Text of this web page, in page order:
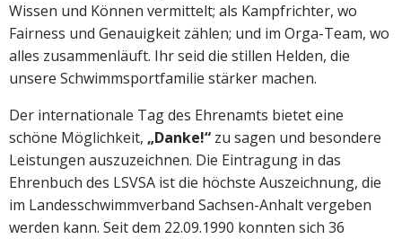
Wissen und Können vermittelt; als Kampfrichter, wo
Fairness und Genauigkeit zählen; und im Orga-Team, wo
alles zusammenläuft. Ihr seid die stillen Helden, die
unsere Schwimmsportfamilie stärker machen.
Der internationale Tag des Ehrenamts bietet eine
schöne Möglichkeit, „Danke!“ zu sagen und besondere
Leistungen auszuzeichnen. Die Eintragung in das
Ehrenbuch des LSVSA ist die höchste Auszeichnung, die
im Landesschwimmverband Sachsen-Anhalt vergeben
werden kann. Seit dem 22.09.1990 konnten sich 36